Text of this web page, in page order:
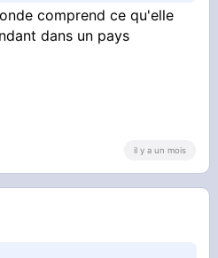
comprend ce qu'elle
dans un pays
il y a un mois